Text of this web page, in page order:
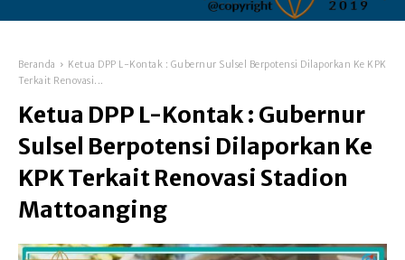
Beranda
Ketua DPP L-Kontak : Gubernur Sulsel Berpotensi Dilaporkan Ke KPK
Terkait Renovasi...
Ketua DPP L-Kontak : Gubernur
Sulsel Berpotensi Dilaporkan Ke
KPK Terkait Renovasi Stadion
Mattoanging